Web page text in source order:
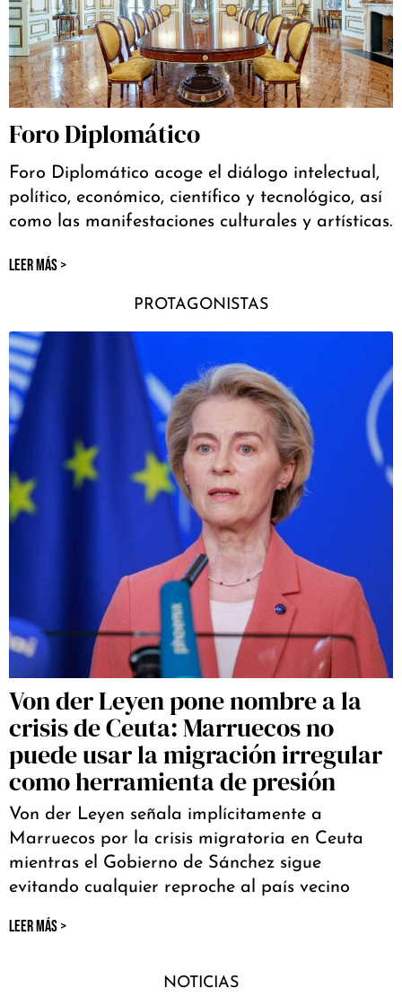
Foro Diplomático
Foro Diplomático acoge el diálogo intelectual,
político, económico, científico y tecnológico, así
como las manifestaciones culturales y artísticas.
LEER MÁS >
PROTAGONISTAS
Von der Leyen pone nombre a la
crisis de Ceuta: Marruecos no
puede usar la migración irregular
como herramienta de presión
Von der Leyen señala implícitamente a
Marruecos por la crisis migratoria en Ceuta
mientras el Gobierno de Sánchez sigue
evitando cualquier reproche al país vecino
LEER MÁS >
NOTICIAS